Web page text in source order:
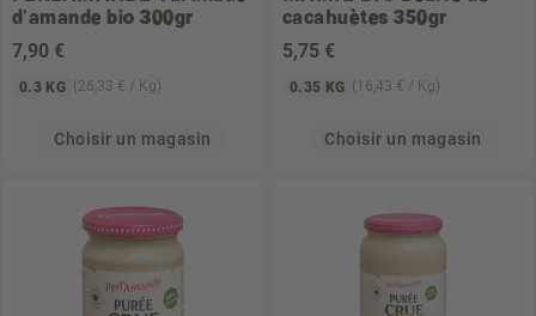
d'amande bio 300gr
7,90 €
0.3 KG (26,33 € / Kg)
Choisir un magasin
cacahuètes 350gr
5,75 €
0.35 KG (16,43 € / Kg)
Choisir un magasin